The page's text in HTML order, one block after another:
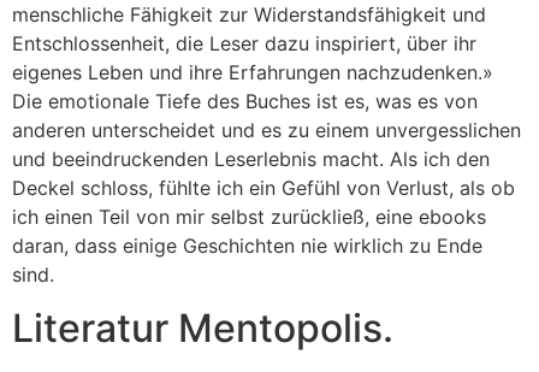
menschliche Fähigkeit zur Widerstandsfähigkeit und
Entschlossenheit, die Leser dazu inspiriert, über ihr
eigenes Leben und ihre Erfahrungen nachzudenken.»
Die emotionale Tiefe des Buches ist es, was es von
anderen unterscheidet und es zu einem unvergesslichen
und beeindruckenden Leserlebnis macht. Als ich den
Deckel schloss, fühlte ich ein Gefühl von Verlust, als ob
ich einen Teil von mir selbst zurückließ, eine ebooks
daran, dass einige Geschichten nie wirklich zu Ende
sind.
Literatur Mentopolis.